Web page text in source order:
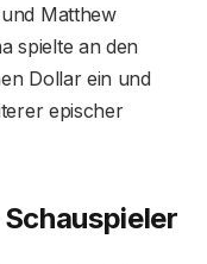
Matthew
spielte an den
Dollar ein und
epischer